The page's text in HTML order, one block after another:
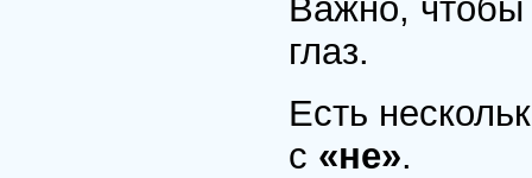
Важно, чтобы
глаз.
Есть
с «не».